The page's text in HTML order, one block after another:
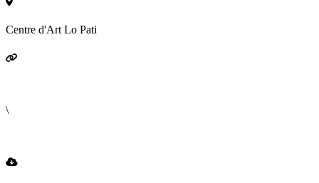
Centre d'Art Lo Pati
\